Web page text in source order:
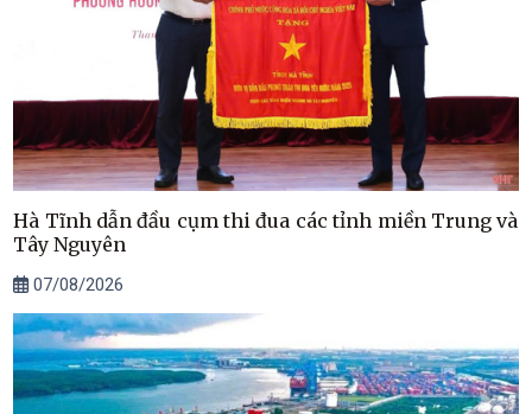
Hà Tĩnh dẫn đầu cụm thi đua các tỉnh miền Trung và
Tây Nguyên
07/08/2026